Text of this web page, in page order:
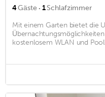
4Gäste · 1Schlafzimmer
Mit einem Garten bietet die
kostenlosem WLAN und